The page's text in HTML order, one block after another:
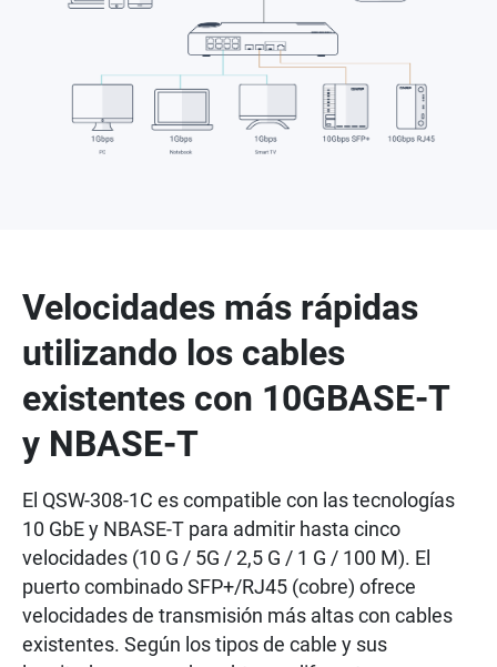
Velocidades más rápidas
utilizando los cables
existentes con 10GBASE-T
y NBASE-T
El QSW-308-1C es compatible con las tecnologías
10 GbE y NBASE-T para admitir hasta cinco
velocidades (10 G / 5G / 2,5 G / 1 G / 100 M). El
puerto combinado SFP+/RJ45 (cobre) ofrece
velocidades de transmisión más altas con cables
existentes. Según los tipos de cable y sus